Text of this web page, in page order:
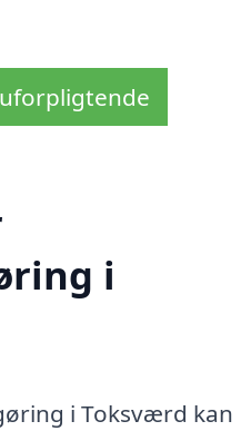
i
i Toksværd kan